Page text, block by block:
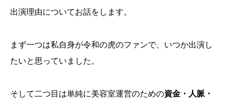
出演理由についてお話をします。
まず一つは私自身が令和の虎のファンで、いつか出演し
たいと思っていました。
そして二つ目は単純に美容室運営のための資金・人脈・